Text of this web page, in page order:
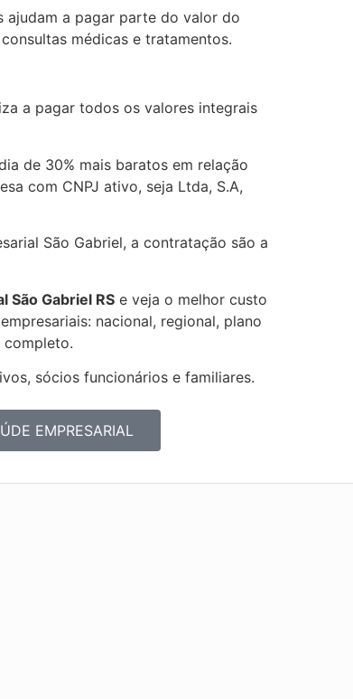
ajudam a pagar parte do valor do
médicas e tratamentos.
a pagar todos os valores integrais
de 30% mais baratos em relação
com CNPJ ativo, seja Ltda, S.A,
São Gabriel, a contratação são a
São Gabriel RS e veja o melhor custo
nacional, regional, plano
completo.
sócios funcionários e familiares.
EMPRESARIAL